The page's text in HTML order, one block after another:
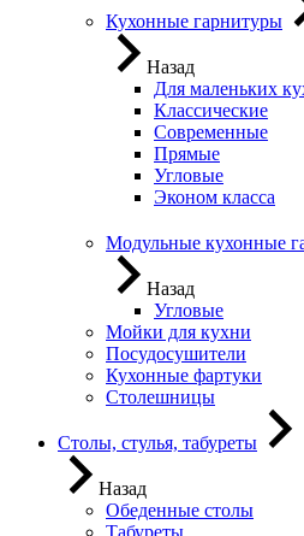
Кухонные гарнитуры
Назад
Для маленьких
Классические
Современные
Прямые
Угловые
Эконом класса
Модульные кухонные
Назад
Угловые
Мойки для кухни
Посудосушители
Кухонные фартуки
Столешницы
Столы, стулья, табуреты
Назад
Обеденные столы
Табуреты